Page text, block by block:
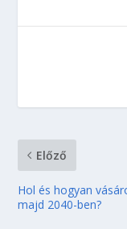
Előző
Hol és hogyan
majd 2040-ben?